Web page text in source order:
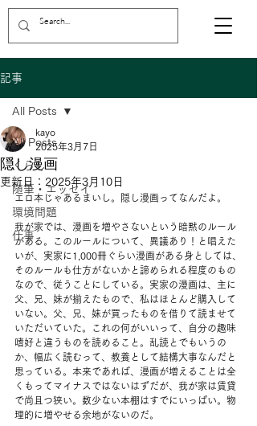
記事
All Posts
くらし
随筆・エッセイ
環境問題
仕事
All Posts
隠し漫画
kayo
2025年3月7日
更新日： 2025年3月10日
エロ本じゃあるまいし。隠し漫画ってなんだよ。
我が家では、漫画を増やさないという暗黙のルール
がある。このルールについて、異議あり！と唱えた
いが、実家に1,000冊ぐらい漫画がある身としては、
そのルールも仕方がないかと諦められる程度のもの
なので、従うことにしている。実家の漫画は、主に
父、兄、妹が揃えたもので、私はほとんど購入して
いない。父、兄、妹が買ったものを借りて読ませて
いただいていた。これの何がいいって、自分の趣味
嗜好と違うものを読めること。乱読とでもいうの
か、幅広く読むって、教養として結構大事なんだと
思っている。本来であれば、漫画が増えることは全
くもってマイナスではないはずだが、我が家は賃貸
で尚且つ狭い。数少ない本棚はすでにいっぱい。物
理的に増やせる余地がないのだ。